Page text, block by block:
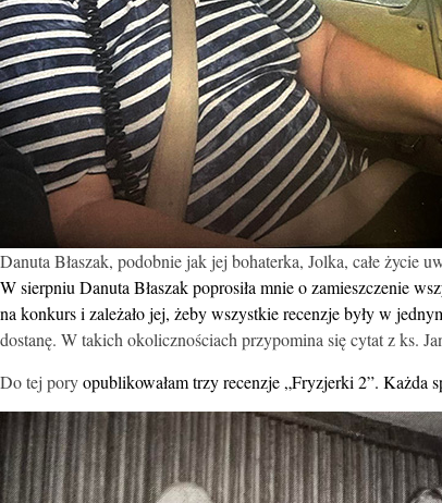
Danuta Błaszak, podobnie jak jej bohaterka, Jolka, całe życie
W sierpniu Danuta Błaszak poprosiła mnie o zamieszczenie
na konkurs i zależało jej, żeby wszystkie recenzje były w
dostanę. W takich okolicznościach przypomina się cytat z ks.
Do tej poryopublikowałam trzy recenzje „Fryzjerki 2”. Każda